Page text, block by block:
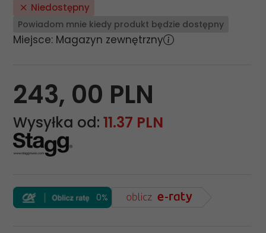
Niedostępny
Powiadom mnie kiedy produkt będzie dostępny
Miejsce: Magazyn zewnętrzny
243, 00 PLN
Wysyłka od: 11.37 PLN
0%